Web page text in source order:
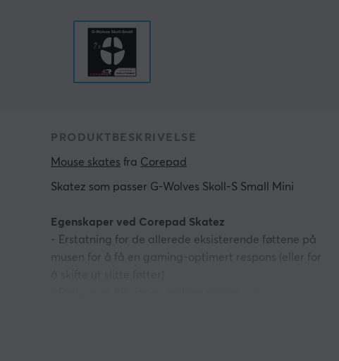
PRODUKTBESKRIVELSE
Mouse skates fra Corepad
Skatez som passer G-Wolves Skoll-S Small Mini
Egenskaper ved Corepad Skatez
- Erstatning for de allerede eksisterende føttene på
musen for å få en gaming-optimert respons (eller for